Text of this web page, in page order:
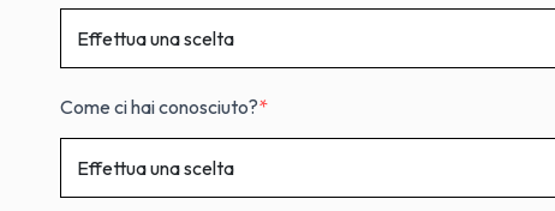
Come ci hai conosciuto?